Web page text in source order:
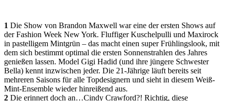
1 Die Show von Brandon Maxwell war eine der ersten Shows auf
der Fashion Week New York. Fluffiger Kuschelpulli und Maxirock
in pastelligem Mintgrün – das macht einen super Frühlingslook, mit
dem sich bestimmt optimal die ersten Sonnenstrahlen des Jahres
genießen lassen. Model Gigi Hadid (und ihre jüngere Schwester
Bella) kennt inzwischen jeder. Die 21-Jährige läuft bereits seit
mehreren Saisons für alle Topdesignern und sieht in diesem Weiß-
Mint-Ensemble wieder hinreißend aus.
2 Die erinnert doch an…Cindy Crawford?! Richtig, diese